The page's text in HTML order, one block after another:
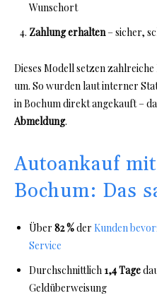
Wunschort
Zahlung erhalten– sicher,
Dieses Modell setzen
um. So wurden laut interner
in Bochum direkt angekauft –
Abmeldung.
Autoankauf
Bochum: Das
Über 82 %der Kunden
Service
Durchschnittlich 1,4 Tage
Geldüberweisung